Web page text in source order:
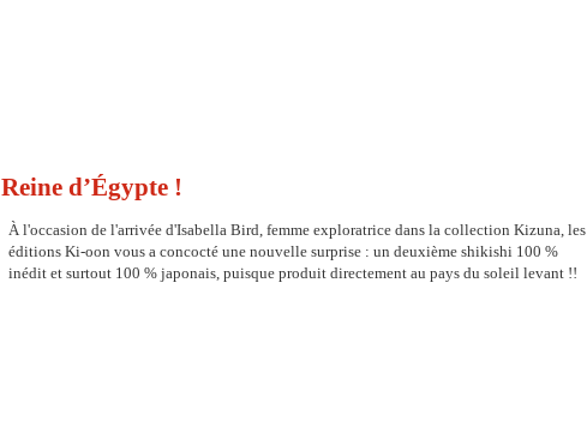
d’Égypte !
À l'occasion de l'arrivée d'Isabella Bird, femme exploratrice dans la collection Kizuna, les
éditions Ki-oon vous a concocté une nouvelle surprise : un deuxième shikishi 100 %
inédit et surtout 100 % japonais, puisque produit directement au pays du soleil levant !!